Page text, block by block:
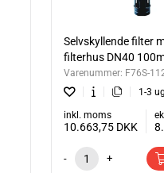
Selvskyllende filter
filterhus DN40
Varenummer: F76S-
1-3
inkl. moms
10.663,75 DKK
- +